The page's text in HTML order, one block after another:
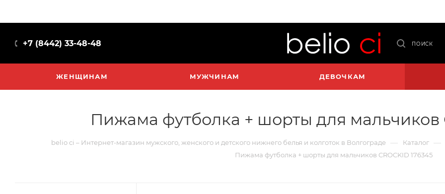
+7 (8442) 33-48-48 ПОИСК
ЖЕНЩИНАМ МУЖЧИНАМ ДЕВОЧКАМ
Пижама футболка + шорты для мальчиков
belio ci – Интернет-магазин мужского, женского и детского нижнего белья и колготок в Волгограде — Каталог —
Пижама футболка + шорты для мальчиков CROCKID 176345